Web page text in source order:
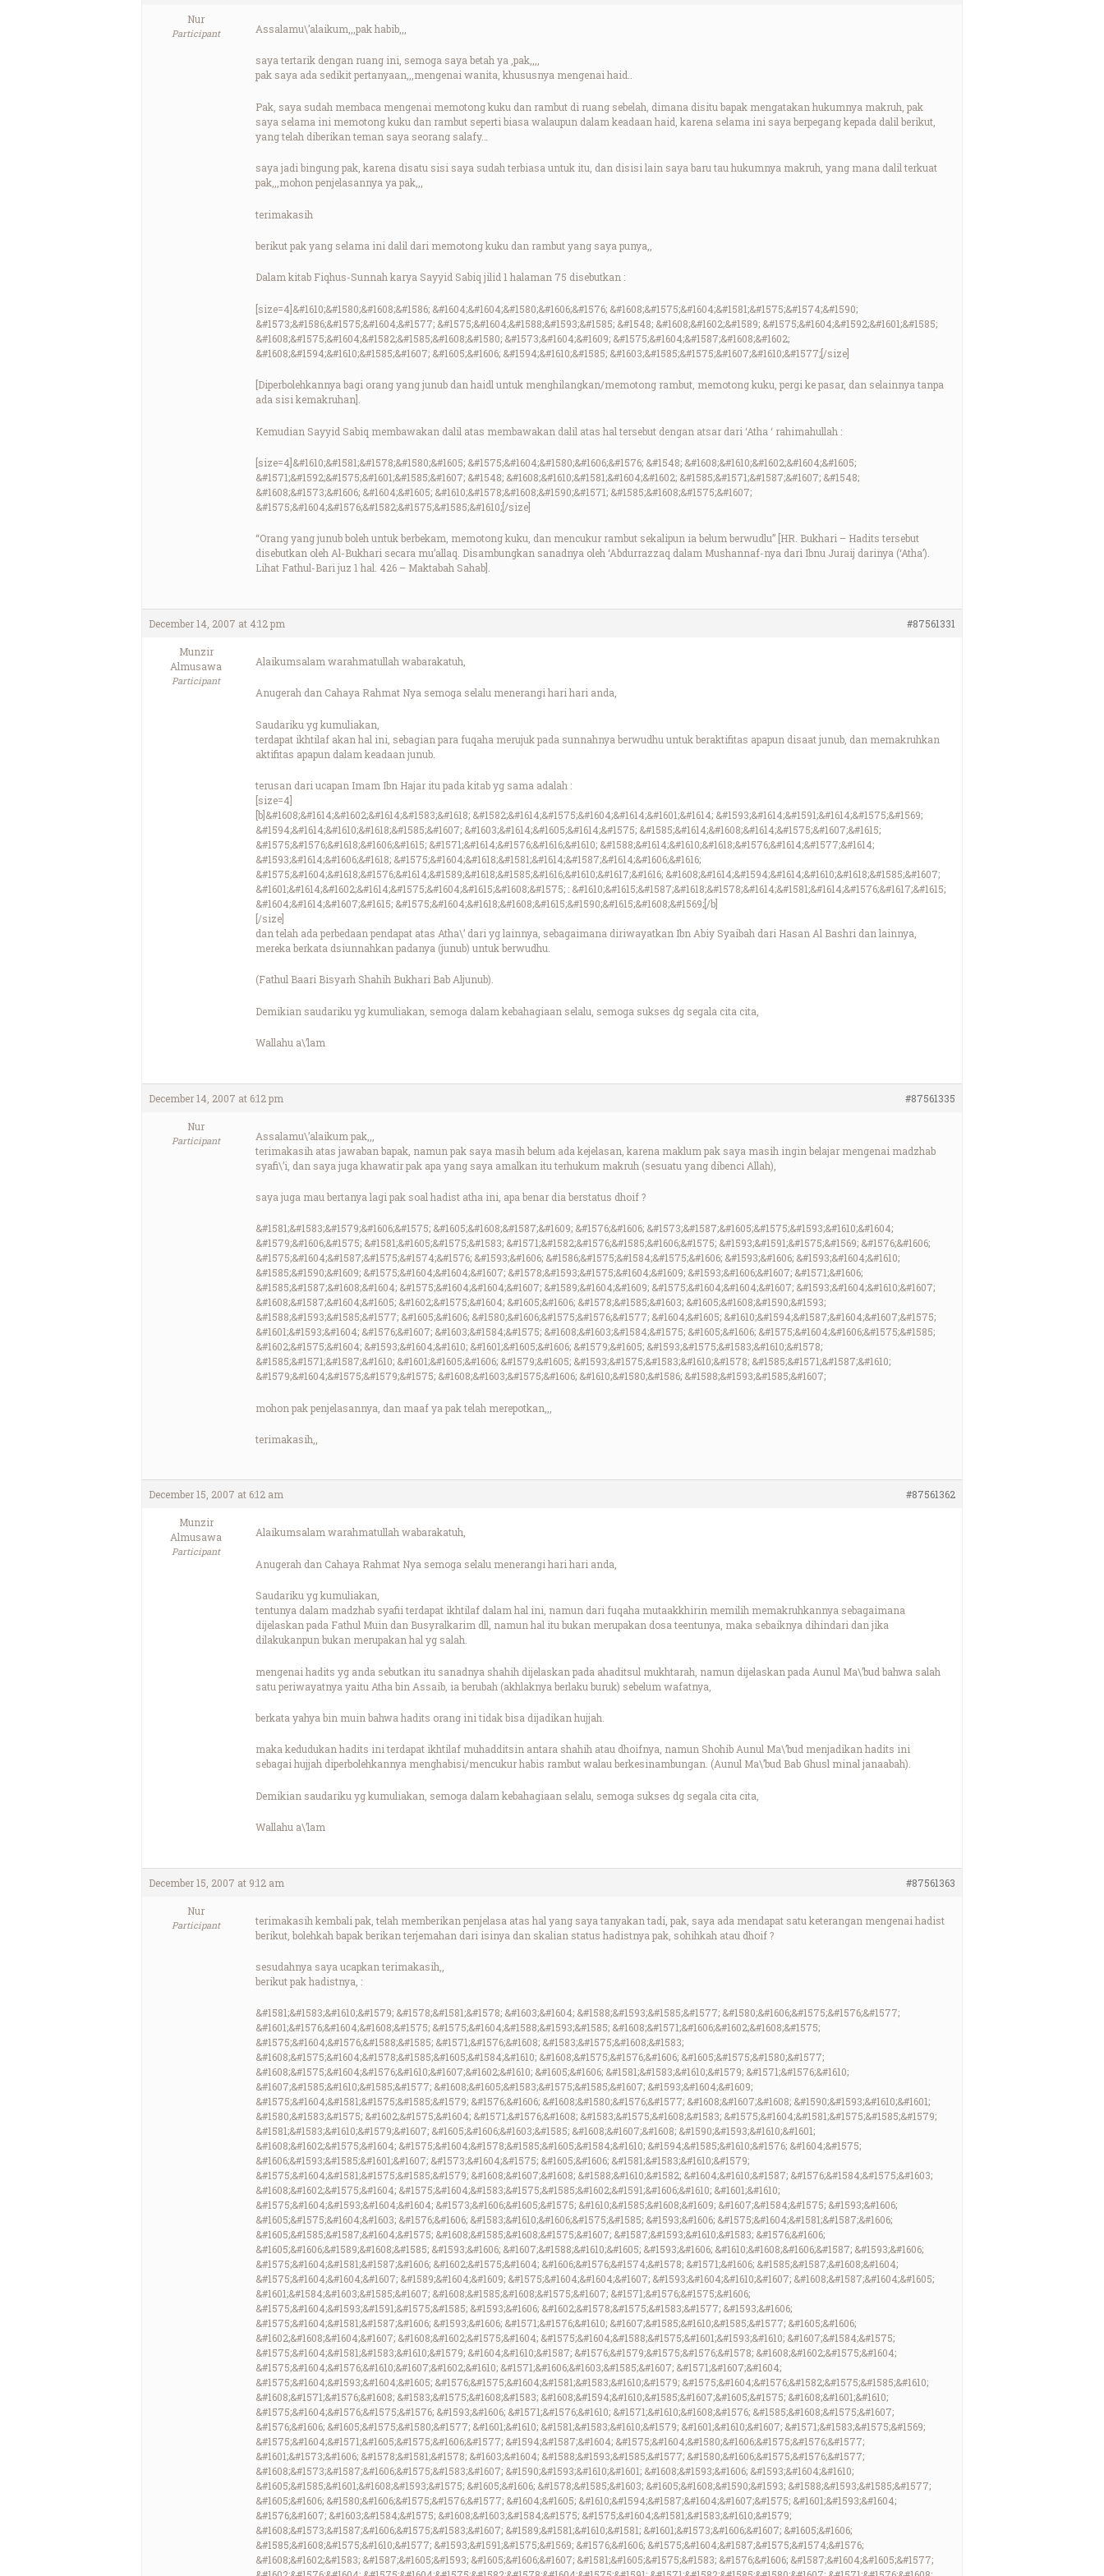
Nur
Participant Assalamu\’alaikum,,,pak habib,,,
saya tertarik dengan ruang ini, semoga saya betah ya ,pak,,,,
pak saya ada sedikit pertanyaan,,,mengenai wanita, khususnya mengenai haid..
Pak, saya sudah membaca mengenai memotong kuku dan rambut di ruang sebelah, dimana disitu bapak mengatakan hukumnya makruh, pak
saya selama ini memotong kuku dan rambut seperti biasa walaupun dalam keadaan haid, karena selama ini saya berpegang kepada dalil berikut,
yang telah diberikan teman saya seorang salafy…
saya jadi bingung pak, karena disatu sisi saya sudah terbiasa untuk itu, dan disisi lain saya baru tau hukumnya makruh, yang mana dalil terkuat
pak,,,mohon penjelasannya ya pak,,,
terimakasih
berikut pak yang selama ini dalil dari memotong kuku dan rambut yang saya punya,,
Dalam kitab Fiqhus-Sunnah karya Sayyid Sabiq jilid 1 halaman 75 disebutkan :
[size=4]&#1610;&#1580;&#1608;&#1586; &#1604;&#1604;&#1580;&#1606;&#1576; &#1608;&#1575;&#1604;&#1581;&#1575;&#1574;&#1590;
&#1573;&#1586;&#1575;&#1604;&#1577; &#1575;&#1604;&#1588;&#1593;&#1585; &#1548; &#1608;&#1602;&#1589; &#1575;&#1604;&#1592;&#1601;&#1585;
&#1608;&#1575;&#1604;&#1582;&#1585;&#1608;&#1580; &#1573;&#1604;&#1609; &#1575;&#1604;&#1587;&#1608;&#1602;
&#1608;&#1594;&#1610;&#1585;&#1607; &#1605;&#1606; &#1594;&#1610;&#1585; &#1603;&#1585;&#1575;&#1607;&#1610;&#1577;[/size]
[Diperbolehkannya bagi orang yang junub dan haidl untuk menghilangkan/memotong rambut, memotong kuku, pergi ke pasar, dan selainnya tanpa
ada sisi kemakruhan].
Kemudian Sayyid Sabiq membawakan dalil atas membawakan dalil atas hal tersebut dengan atsar dari ‘Atha ‘ rahimahullah :
[size=4]&#1610;&#1581;&#1578;&#1580;&#1605; &#1575;&#1604;&#1580;&#1606;&#1576; &#1548; &#1608;&#1610;&#1602;&#1604;&#1605;
&#1571;&#1592;&#1575;&#1601;&#1585;&#1607; &#1548; &#1608;&#1610;&#1581;&#1604;&#1602; &#1585;&#1571;&#1587;&#1607; &#1548;
&#1608;&#1573;&#1606; &#1604;&#1605; &#1610;&#1578;&#1608;&#1590;&#1571; &#1585;&#1608;&#1575;&#1607;
&#1575;&#1604;&#1576;&#1582;&#1575;&#1585;&#1610;[/size]
“Orang yang junub boleh untuk berbekam, memotong kuku, dan mencukur rambut sekalipun ia belum berwudlu” [HR. Bukhari – Hadits tersebut
disebutkan oleh Al-Bukhari secara mu’allaq. Disambungkan sanadnya oleh ‘Abdurrazzaq dalam Mushannaf-nya dari Ibnu Juraij darinya (‘Atha’).
Lihat Fathul-Bari juz 1 hal. 426 – Maktabah Sahab].
December 14, 2007 at 4:12 pm #87561331
Munzir
Almusawa
Participant
Alaikumsalam warahmatullah wabarakatuh,
Anugerah dan Cahaya Rahmat Nya semoga selalu menerangi hari hari anda,
Saudariku yg kumuliakan,
terdapat ikhtilaf akan hal ini, sebagian para fuqaha merujuk pada sunnahnya berwudhu untuk beraktifitas apapun disaat junub, dan memakruhkan
aktifitas apapun dalam keadaan junub.
terusan dari ucapan Imam Ibn Hajar itu pada kitab yg sama adalah :
[size=4]
[b]&#1608;&#1614;&#1602;&#1614;&#1583;&#1618; &#1582;&#1614;&#1575;&#1604;&#1614;&#1601;&#1614; &#1593;&#1614;&#1591;&#1614;&#1575;&#1569;
&#1594;&#1614;&#1610;&#1618;&#1585;&#1607; &#1603;&#1614;&#1605;&#1614;&#1575; &#1585;&#1614;&#1608;&#1614;&#1575;&#1607;&#1615;
&#1575;&#1576;&#1618;&#1606;&#1615; &#1571;&#1614;&#1576;&#1616;&#1610; &#1588;&#1614;&#1610;&#1618;&#1576;&#1614;&#1577;&#1614;
&#1593;&#1614;&#1606;&#1618; &#1575;&#1604;&#1618;&#1581;&#1614;&#1587;&#1614;&#1606;&#1616;
&#1575;&#1604;&#1618;&#1576;&#1614;&#1589;&#1618;&#1585;&#1616;&#1610;&#1617;&#1616; &#1608;&#1614;&#1594;&#1614;&#1610;&#1618;&#1585;&#1607;
&#1601;&#1614;&#1602;&#1614;&#1575;&#1604;&#1615;&#1608;&#1575; : &#1610;&#1615;&#1587;&#1618;&#1578;&#1614;&#1581;&#1614;&#1576;&#1617;&#1615;
&#1604;&#1614;&#1607;&#1615; &#1575;&#1604;&#1618;&#1608;&#1615;&#1590;&#1615;&#1608;&#1569;[/b]
[/size]
dan telah ada perbedaan pendapat atas Atha\’ dari yg lainnya, sebagaimana diriwayatkan Ibn Abiy Syaibah dari Hasan Al Bashri dan lainnya,
mereka berkata dsiunnahkan padanya (junub) untuk berwudhu.
(Fathul Baari Bisyarh Shahih Bukhari Bab Aljunub).
Demikian saudariku yg kumuliakan, semoga dalam kebahagiaan selalu, semoga sukses dg segala cita cita,
Wallahu a\’lam
December 14, 2007 at 6:12 pm #87561335
Nur
Participant
Assalamu\’alaikum pak,,,
terimakasih atas jawaban bapak, namun pak saya masih belum ada kejelasan, karena maklum pak saya masih ingin belajar mengenai madzhab
syafi\’i, dan saya juga khawatir pak apa yang saya amalkan itu terhukum makruh (sesuatu yang dibenci Allah),
saya juga mau bertanya lagi pak soal hadist atha ini, apa benar dia berstatus dhoif ?
&#1581;&#1583;&#1579;&#1606;&#1575; &#1605;&#1608;&#1587;&#1609; &#1576;&#1606; &#1573;&#1587;&#1605;&#1575;&#1593;&#1610;&#1604;
&#1579;&#1606;&#1575; &#1581;&#1605;&#1575;&#1583; &#1571;&#1582;&#1576;&#1585;&#1606;&#1575; &#1593;&#1591;&#1575;&#1569; &#1576;&#1606;
&#1575;&#1604;&#1587;&#1575;&#1574;&#1576; &#1593;&#1606; &#1586;&#1575;&#1584;&#1575;&#1606; &#1593;&#1606; &#1593;&#1604;&#1610;
&#1585;&#1590;&#1609; &#1575;&#1604;&#1604;&#1607; &#1578;&#1593;&#1575;&#1604;&#1609; &#1593;&#1606;&#1607; &#1571;&#1606;
&#1585;&#1587;&#1608;&#1604; &#1575;&#1604;&#1604;&#1607; &#1589;&#1604;&#1609; &#1575;&#1604;&#1604;&#1607; &#1593;&#1604;&#1610;&#1607;
&#1608;&#1587;&#1604;&#1605; &#1602;&#1575;&#1604; &#1605;&#1606; &#1578;&#1585;&#1603; &#1605;&#1608;&#1590;&#1593;
&#1588;&#1593;&#1585;&#1577; &#1605;&#1606; &#1580;&#1606;&#1575;&#1576;&#1577; &#1604;&#1605; &#1610;&#1594;&#1587;&#1604;&#1607;&#1575;
&#1601;&#1593;&#1604; &#1576;&#1607; &#1603;&#1584;&#1575; &#1608;&#1603;&#1584;&#1575; &#1605;&#1606; &#1575;&#1604;&#1606;&#1575;&#1585;
&#1602;&#1575;&#1604; &#1593;&#1604;&#1610; &#1601;&#1605;&#1606; &#1579;&#1605; &#1593;&#1575;&#1583;&#1610;&#1578;
&#1585;&#1571;&#1587;&#1610; &#1601;&#1605;&#1606; &#1579;&#1605; &#1593;&#1575;&#1583;&#1610;&#1578; &#1585;&#1571;&#1587;&#1610;
&#1579;&#1604;&#1575;&#1579;&#1575; &#1608;&#1603;&#1575;&#1606; &#1610;&#1580;&#1586; &#1588;&#1593;&#1585;&#1607;
mohon pak penjelasannya, dan maaf ya pak telah merepotkan,,,
terimakasih,,
December 15, 2007 at 6:12 am #87561362
Munzir
Almusawa
Participant
Alaikumsalam warahmatullah wabarakatuh,
Anugerah dan Cahaya Rahmat Nya semoga selalu menerangi hari hari anda,
Saudariku yg kumuliakan,
tentunya dalam madzhab syafii terdapat ikhtilaf dalam hal ini, namun dari fuqaha mutaakkhirin memilih memakruhkannya sebagaimana
dijelaskan pada Fathul Muin dan Busyralkarim dll, namun hal itu bukan merupakan dosa teentunya, maka sebaiknya dihindari dan jika
dilakukanpun bukan merupakan hal yg salah.
mengenai hadits yg anda sebutkan itu sanadnya shahih dijelaskan pada ahaditsul mukhtarah, namun dijelaskan pada Aunul Ma\’bud bahwa salah
satu periwayatnya yaitu Atha bin Assaib, ia berubah (akhlaknya berlaku buruk) sebelum wafatnya,
berkata yahya bin muin bahwa hadits orang ini tidak bisa dijadikan hujjah.
maka kedudukan hadits ini terdapat ikhtilaf muhadditsin antara shahih atau dhoifnya, namun Shohib Aunul Ma\’bud menjadikan hadits ini
sebagai hujjah diperbolehkannya menghabisi/mencukur habis rambut walau berkesinambungan. (Aunul Ma\’bud Bab Ghusl minal janaabah).
Demikian saudariku yg kumuliakan, semoga dalam kebahagiaan selalu, semoga sukses dg segala cita cita,
Wallahu a\’lam
December 15, 2007 at 9:12 am #87561363
Nur
Participant
terimakasih kembali pak, telah memberikan penjelasa atas hal yang saya tanyakan tadi, pak, saya ada mendapat satu keterangan mengenai hadist
berikut, bolehkah bapak berikan terjemahan dari isinya dan skalian status hadistnya pak, sohihkah atau dhoif ?
sesudahnya saya ucapkan terimakasih,,
berikut pak hadistnya, :
&#1581;&#1583;&#1610;&#1579; &#1578;&#1581;&#1578; &#1603;&#1604; &#1588;&#1593;&#1585;&#1577; &#1580;&#1606;&#1575;&#1576;&#1577;
&#1601;&#1576;&#1604;&#1608;&#1575; &#1575;&#1604;&#1588;&#1593;&#1585; &#1608;&#1571;&#1606;&#1602;&#1608;&#1575;
&#1575;&#1604;&#1576;&#1588;&#1585; &#1571;&#1576;&#1608; &#1583;&#1575;&#1608;&#1583;
&#1608;&#1575;&#1604;&#1578;&#1585;&#1605;&#1584;&#1610; &#1608;&#1575;&#1576;&#1606; &#1605;&#1575;&#1580;&#1577;
&#1608;&#1575;&#1604;&#1576;&#1610;&#1607;&#1602;&#1610; &#1605;&#1606; &#1581;&#1583;&#1610;&#1579; &#1571;&#1576;&#1610;
&#1607;&#1585;&#1610;&#1585;&#1577; &#1608;&#1605;&#1583;&#1575;&#1585;&#1607; &#1593;&#1604;&#1609;
&#1575;&#1604;&#1581;&#1575;&#1585;&#1579; &#1576;&#1606; &#1608;&#1580;&#1576;&#1577; &#1608;&#1607;&#1608; &#1590;&#1593;&#1610;&#1601;
&#1580;&#1583;&#1575; &#1602;&#1575;&#1604; &#1571;&#1576;&#1608; &#1583;&#1575;&#1608;&#1583; &#1575;&#1604;&#1581;&#1575;&#1585;&#1579;
&#1581;&#1583;&#1610;&#1579;&#1607; &#1605;&#1606;&#1603;&#1585; &#1608;&#1607;&#1608; &#1590;&#1593;&#1610;&#1601;
&#1608;&#1602;&#1575;&#1604; &#1575;&#1604;&#1578;&#1585;&#1605;&#1584;&#1610; &#1594;&#1585;&#1610;&#1576; &#1604;&#1575;
&#1606;&#1593;&#1585;&#1601;&#1607; &#1573;&#1604;&#1575; &#1605;&#1606; &#1581;&#1583;&#1610;&#1579;
&#1575;&#1604;&#1581;&#1575;&#1585;&#1579; &#1608;&#1607;&#1608; &#1588;&#1610;&#1582; &#1604;&#1610;&#1587; &#1576;&#1584;&#1575;&#1603;
&#1608;&#1602;&#1575;&#1604; &#1575;&#1604;&#1583;&#1575;&#1585;&#1602;&#1591;&#1606;&#1610; &#1601;&#1610;
&#1575;&#1604;&#1593;&#1604;&#1604; &#1573;&#1606;&#1605;&#1575; &#1610;&#1585;&#1608;&#1609; &#1607;&#1584;&#1575; &#1593;&#1606;
&#1605;&#1575;&#1604;&#1603; &#1576;&#1606; &#1583;&#1610;&#1606;&#1575;&#1585; &#1593;&#1606; &#1575;&#1604;&#1581;&#1587;&#1606;
&#1605;&#1585;&#1587;&#1604;&#1575; &#1608;&#1585;&#1608;&#1575;&#1607; &#1587;&#1593;&#1610;&#1583; &#1576;&#1606;
&#1605;&#1606;&#1589;&#1608;&#1585; &#1593;&#1606; &#1607;&#1588;&#1610;&#1605; &#1593;&#1606; &#1610;&#1608;&#1606;&#1587; &#1593;&#1606;
&#1575;&#1604;&#1581;&#1587;&#1606; &#1602;&#1575;&#1604; &#1606;&#1576;&#1574;&#1578; &#1571;&#1606; &#1585;&#1587;&#1608;&#1604;
&#1575;&#1604;&#1604;&#1607; &#1589;&#1604;&#1609; &#1575;&#1604;&#1604;&#1607; &#1593;&#1604;&#1610;&#1607; &#1608;&#1587;&#1604;&#1605;
&#1601;&#1584;&#1603;&#1585;&#1607; &#1608;&#1585;&#1608;&#1575;&#1607; &#1571;&#1576;&#1575;&#1606;
&#1575;&#1604;&#1593;&#1591;&#1575;&#1585; &#1593;&#1606; &#1602;&#1578;&#1575;&#1583;&#1577; &#1593;&#1606;
&#1575;&#1604;&#1581;&#1587;&#1606; &#1593;&#1606; &#1571;&#1576;&#1610; &#1607;&#1585;&#1610;&#1585;&#1577; &#1605;&#1606;
&#1602;&#1608;&#1604;&#1607; &#1608;&#1602;&#1575;&#1604; &#1575;&#1604;&#1588;&#1575;&#1601;&#1593;&#1610; &#1607;&#1584;&#1575;
&#1575;&#1604;&#1581;&#1583;&#1610;&#1579; &#1604;&#1610;&#1587; &#1576;&#1579;&#1575;&#1576;&#1578; &#1608;&#1602;&#1575;&#1604;
&#1575;&#1604;&#1576;&#1610;&#1607;&#1602;&#1610; &#1571;&#1606;&#1603;&#1585;&#1607; &#1571;&#1607;&#1604;
&#1575;&#1604;&#1593;&#1604;&#1605; &#1576;&#1575;&#1604;&#1581;&#1583;&#1610;&#1579; &#1575;&#1604;&#1576;&#1582;&#1575;&#1585;&#1610;
&#1608;&#1571;&#1576;&#1608; &#1583;&#1575;&#1608;&#1583; &#1608;&#1594;&#1610;&#1585;&#1607;&#1605;&#1575; &#1608;&#1601;&#1610;
&#1575;&#1604;&#1576;&#1575;&#1576; &#1593;&#1606; &#1571;&#1576;&#1610; &#1571;&#1610;&#1608;&#1576; &#1585;&#1608;&#1575;&#1607;
&#1576;&#1606; &#1605;&#1575;&#1580;&#1577; &#1601;&#1610; &#1581;&#1583;&#1610;&#1579; &#1601;&#1610;&#1607; &#1571;&#1583;&#1575;&#1569;
&#1575;&#1604;&#1571;&#1605;&#1575;&#1606;&#1577; &#1594;&#1587;&#1604; &#1575;&#1604;&#1580;&#1606;&#1575;&#1576;&#1577;
&#1601;&#1573;&#1606; &#1578;&#1581;&#1578; &#1603;&#1604; &#1588;&#1593;&#1585;&#1577; &#1580;&#1606;&#1575;&#1576;&#1577;
&#1608;&#1573;&#1587;&#1606;&#1575;&#1583;&#1607; &#1590;&#1593;&#1610;&#1601; &#1608;&#1593;&#1606; &#1593;&#1604;&#1610;
&#1605;&#1585;&#1601;&#1608;&#1593;&#1575; &#1605;&#1606; &#1578;&#1585;&#1603; &#1605;&#1608;&#1590;&#1593; &#1588;&#1593;&#1585;&#1577;
&#1605;&#1606; &#1580;&#1606;&#1575;&#1576;&#1577; &#1604;&#1605; &#1610;&#1594;&#1587;&#1604;&#1607;&#1575; &#1601;&#1593;&#1604;
&#1576;&#1607; &#1603;&#1584;&#1575; &#1608;&#1603;&#1584;&#1575; &#1575;&#1604;&#1581;&#1583;&#1610;&#1579;
&#1608;&#1573;&#1587;&#1606;&#1575;&#1583;&#1607; &#1589;&#1581;&#1610;&#1581; &#1601;&#1573;&#1606;&#1607; &#1605;&#1606;
&#1585;&#1608;&#1575;&#1610;&#1577; &#1593;&#1591;&#1575;&#1569; &#1576;&#1606; &#1575;&#1604;&#1587;&#1575;&#1574;&#1576;
&#1608;&#1602;&#1583; &#1587;&#1605;&#1593; &#1605;&#1606;&#1607; &#1581;&#1605;&#1575;&#1583; &#1576;&#1606; &#1587;&#1604;&#1605;&#1577;